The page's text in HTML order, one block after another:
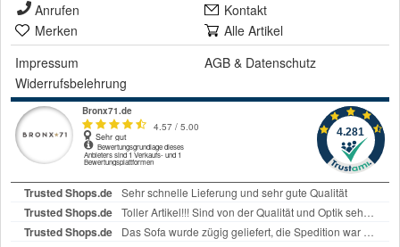
Anrufen
Kontakt
Merken
Alle Artikel
Impressum
AGB & Datenschutz
Widerrufsbelehrung